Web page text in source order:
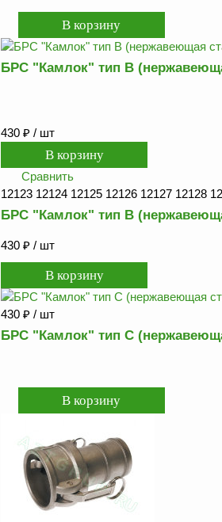
БРС "Камлок" тип В
430 ₽ / шт
Сравнить
12123 12124 12125 12126 12127 12128
БРС "Камлок" тип В
430 ₽ / шт
430 ₽ / шт
БРС "Камлок" тип С